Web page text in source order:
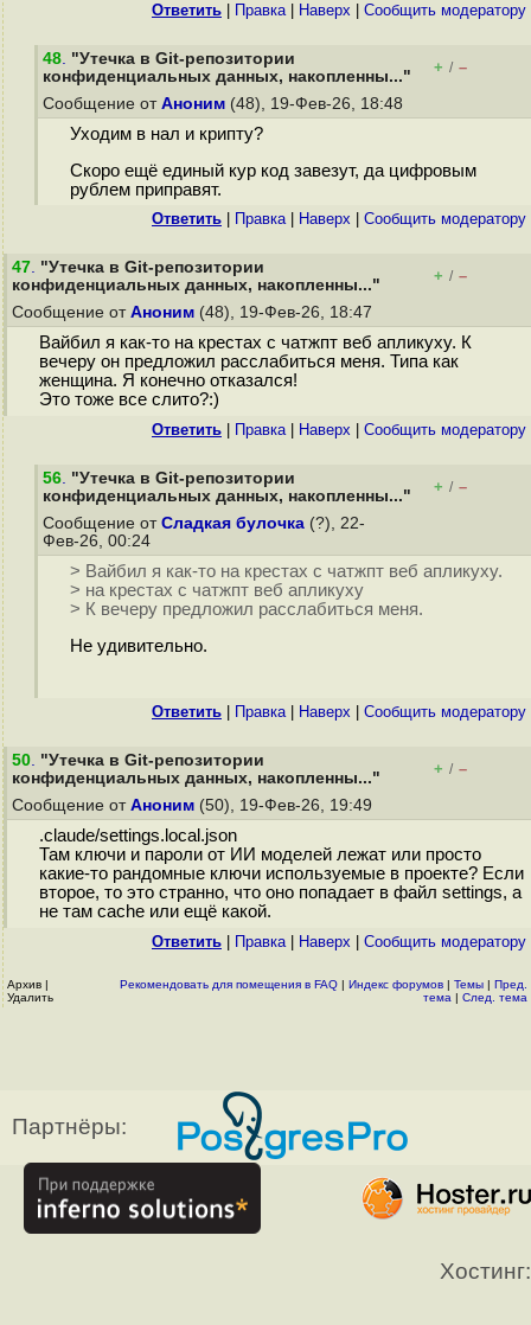
Ответить Правка| Наверх Cообщить модератору
48. "Утечка в Git-репозитории
конфиденциальных данных, накопленны..."
+ / –
Сообщение от Аноним (48), 19-Фев-26, 18:48
Уходим в нал и крипту?
Скоро ещё единый кур код завезут, да цифровым
рублем приправят.
Ответить Правка| Наверх Cообщить модератору
47. "Утечка в Git-репозитории
конфиденциальных данных, накопленны..."
+ / –
Сообщение от Аноним (48), 19-Фев-26, 18:47
Вайбил я как-то на крестах с чатжпт веб апликуху. К
вечеру он предложил расслабиться меня. Типа как
женщина. Я конечно отказался!
Это тоже все слито?:)
Ответить Правка| Наверх Cообщить модератору
56. "Утечка в Git-репозитории
конфиденциальных данных, накопленны..."
+ / –
Сообщение от Сладкая булочка (?), 22-
Фев-26, 00:24
> Вайбил я как-то на крестах с чатжпт веб апликуху.
> на крестах с чатжпт веб апликуху
> К вечеру предложил расслабиться меня.
Не удивительно.
Ответить Правка| Наверх Cообщить модератору
50. "Утечка в Git-репозитории
конфиденциальных данных, накопленны..."
+ / –
Сообщение от Аноним (50), 19-Фев-26, 19:49
.claude/settings.local.json
Там ключи и пароли от ИИ моделей лежат или просто
какие-то рандомные ключи используемые в проекте? Если
второе, то это странно, что оно попадает в файл settings, а
не там cache или ещё какой.
Ответить Правка| Наверх Cообщить модератору
Архив |
Удалить
Рекомендовать для помещения в FAQ | Индекс форумов | Темы | Пред.
тема | След. тема
Партнёры:
Хостинг: